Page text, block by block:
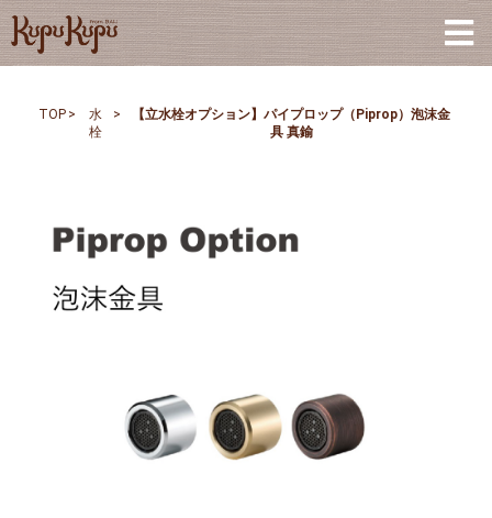
TOP >
水
栓
>
【立水栓オプション】パイプロップ（Piprop）泡沫金
具 真鍮